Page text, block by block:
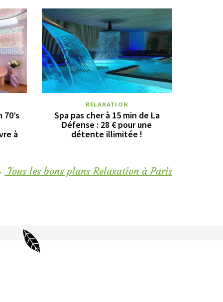
à
RELAXATION
Spa pas cher à 15 min de La
Défense : 28 € pour une
détente illimitée !
Tous les bons plans Relaxation à Paris